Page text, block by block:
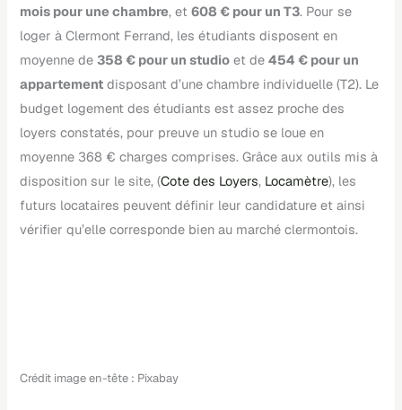
mois pour une chambre, et608 € pour un T3. Pour se
loger à Clermont Ferrand, les étudiants disposent en
moyenne de358 € pour un studio et de454 € pour un
appartement disposant d’une chambre individuelle (T2). Le
budget logement des étudiants est assez proche des
loyers constatés, pour preuve un studio se loue en
moyenne 368 € charges comprises. Grâce aux outils mis à
disposition sur le site, (Cote des Loyers, Locamètre), les
futurs locataires peuvent définir leur candidature et ainsi
vérifier qu’elle corresponde bien au marché clermontois.
Crédit image en-tête : Pixabay